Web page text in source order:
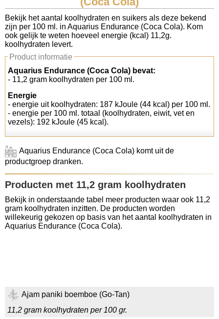
Koolhydraten tellen
Links
Bekijk het aantal koolhydraten en suikers als deze bekend
zijn per 100 ml. in Aquarius Endurance (Coca Cola). Kom
ook gelijk te weten hoeveel energie (kcal) 11,2g.
koolhydraten levert.
Product informatie
Aquarius Endurance (Coca Cola) bevat:
- 11,2 gram koolhydraten per 100 ml.
Energie
- energie uit koolhydraten: 187 kJoule (44 kcal) per 100 ml.
- energie per 100 ml. totaal (koolhydraten, eiwit, vet en
vezels): 192 kJoule (45 kcal).
Aquarius Endurance (Coca Cola) komt uit de
productgroep dranken.
Producten met 11,2 gram koolhydraten
Bekijk in onderstaande tabel meer producten waar ook 11,2
gram koolhydraten inzitten. De producten worden
willekeurig gekozen op basis van het aantal koolhydraten in
Aquarius Endurance (Coca Cola).
Ajam paniki boemboe (Go-Tan)
11,2 gram koolhydraten per 100 gr.